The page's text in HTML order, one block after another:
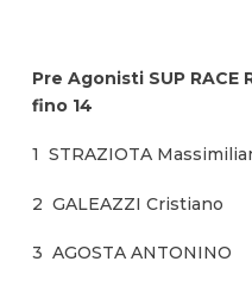
Pre Agonisti SUP RACE
fino 14
1 STRAZIOTA
2 GALEAZZI Cristiano
3 AGOSTA ANTONINO